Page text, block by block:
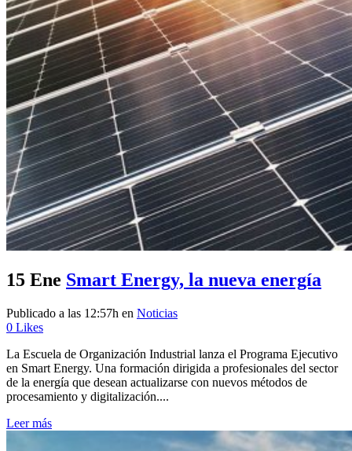
15 Ene Smart Energy, la nueva energía
Publicado a las 12:57h en Noticias
0 Likes
La Escuela de Organización Industrial lanza el Programa Ejecutivo
en Smart Energy. Una formación dirigida a profesionales del sector
de la energía que desean actualizarse con nuevos métodos de
procesamiento y digitalización....
Leer más